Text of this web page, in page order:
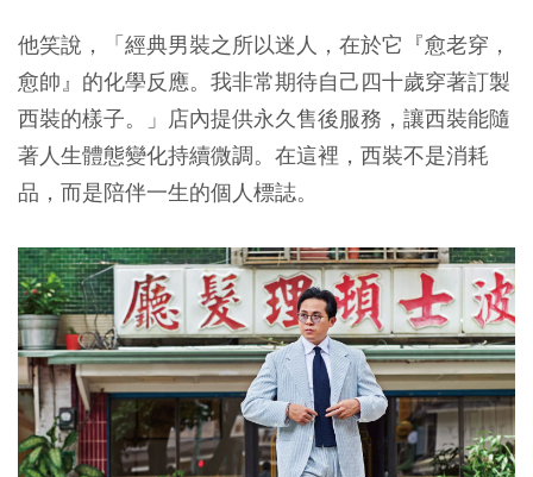
他笑說，「經典男裝之所以迷人，在於它『愈老穿，
愈帥』的化學反應。我非常期待自己四十歲穿著訂製
西裝的樣子。」店內提供永久售後服務，讓西裝能隨
著人生體態變化持續微調。在這裡，西裝不是消耗
品，而是陪伴一生的個人標誌。